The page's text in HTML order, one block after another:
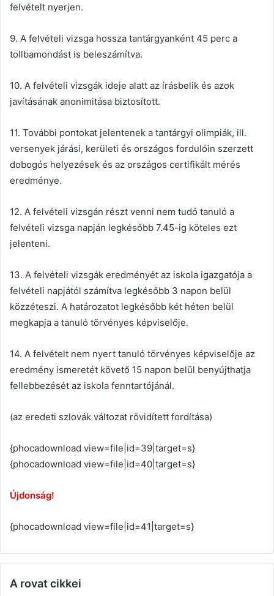
felvételt nyerjen.
9. A felvételi vizsga hossza tantárgyanként 45 perc a
tollbamondást is beleszámítva.
10. A felvételi vizsgák ideje alatt az írásbelik és azok
javításának anonimitása biztosított.
11. További pontokat jelentenek a tantárgyi olimpiák, ill.
versenyek járási, kerületi és országos fordulóin szerzett
dobogós helyezések és az országos certifikált mérés
eredménye.
12. A felvételi vizsgán részt venni nem tudó tanuló a
felvételi vizsga napján legkésőbb 7.45-ig köteles ezt
jelenteni.
13. A felvételi vizsgák eredményét az iskola igazgatója a
felvételi napjától számítva legkésőbb 3 napon belül
közzéteszi. A határozatot legkésőbb két héten belül
megkapja a tanuló törvényes képviselője.
14. A felvételt nem nyert tanuló törvényes képviselője az
eredmény ismeretét követő 15 napon belül benyújthatja
fellebbezését az iskola fenntartójánál.
(az eredeti szlovák változat rövidített fordítása)
{phocadownload view=file|id=39|target=s}
{phocadownload view=file|id=40|target=s}
Újdonság!
{phocadownload view=file|id=41|target=s}
A rovat cikkei